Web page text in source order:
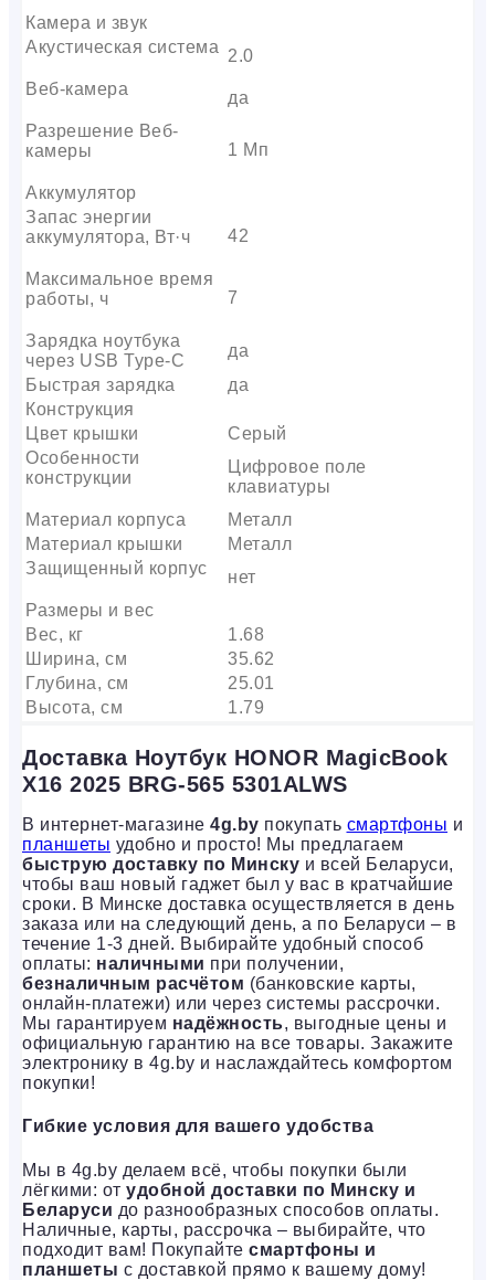
Камера и звук
Акустическая система 2.0
Веб-камера
да
Разрешение Веб-
камеры
1 Мп
Аккумулятор
Запас энергии
аккумулятора, Вт·ч
42
Максимальное время
работы, ч
7
Зарядка ноутбука
через USB Type-C
да
Быстрая зарядка
да
Конструкция
Цвет крышки
Серый
Особенности
конструкции
Цифровое поле
клавиатуры
Материал корпуса
Металл
Материал крышки
Металл
Защищенный корпус
нет
Размеры и вес
Вес, кг
1.68
Ширина, см
35.62
Глубина, см
25.01
Высота, см
1.79
Доставка Ноутбук HONOR MagicBook
X16 2025 BRG-565 5301ALWS
В интернет-магазине 4g.by покупать смартфоны и
планшеты удобно и просто! Мы предлагаем
быструю доставку по Минску и всей Беларуси,
чтобы ваш новый гаджет был у вас в кратчайшие
сроки. В Минске доставка осуществляется в день
заказа или на следующий день, а по Беларуси – в
течение 1-3 дней. Выбирайте удобный способ
оплаты: наличными при получении,
безналичным расчётом (банковские карты,
онлайн-платежи) или через системы рассрочки.
Мы гарантируем надёжность, выгодные цены и
официальную гарантию на все товары. Закажите
электронику в 4g.by и наслаждайтесь комфортом
покупки!
Гибкие условия для вашего удобства
Мы в 4g.by делаем всё, чтобы покупки были
лёгкими: от удобной доставки по Минску и
Беларуси до разнообразных способов оплаты.
Наличные, карты, рассрочка – выбирайте, что
подходит вам! Покупайте смартфоны и
планшеты с доставкой прямо к вашему дому!